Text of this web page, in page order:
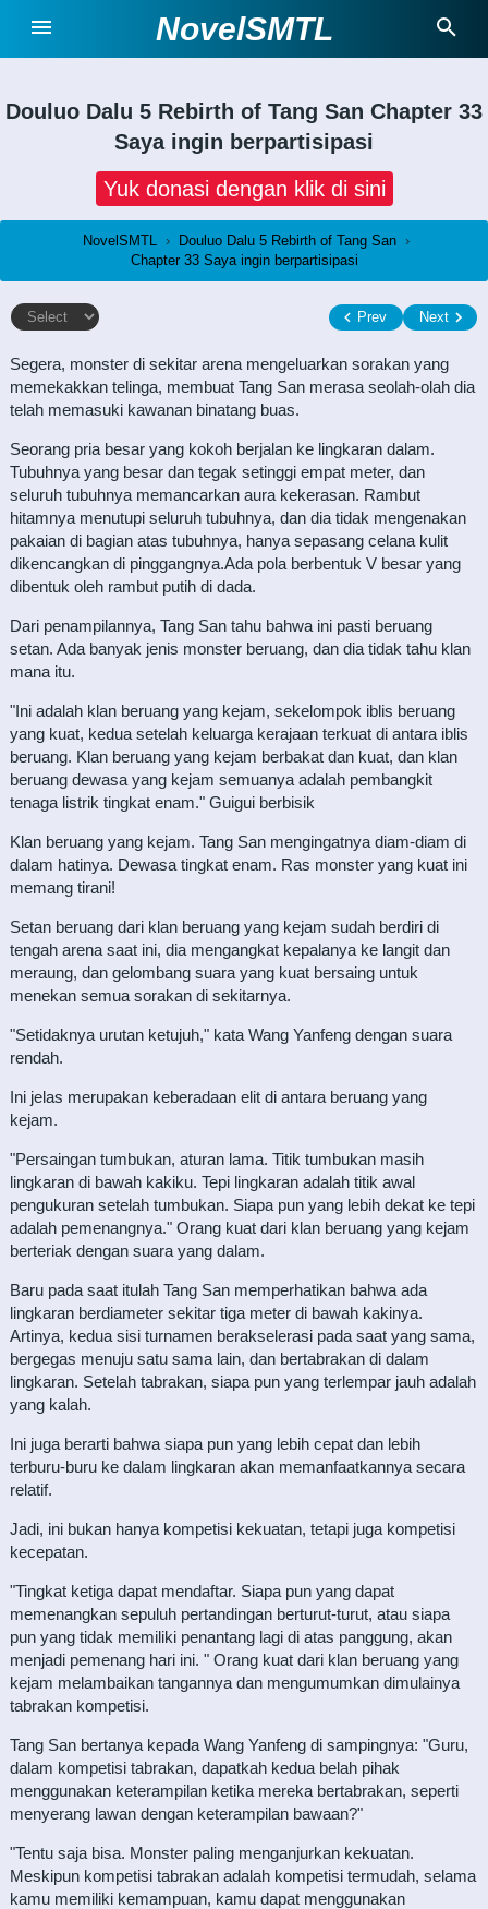
NovelSMTL
Douluo Dalu 5 Rebirth of Tang San Chapter 33
Saya ingin berpartisipasi
Yuk donasi dengan klik di sini
NovelSMTL › Douluo Dalu 5 Rebirth of Tang San ›
Chapter 33 Saya ingin berpartisipasi
Prev Next
Segera, monster di sekitar arena mengeluarkan sorakan yang
memekakkan telinga, membuat Tang San merasa seolah-olah dia
telah memasuki kawanan binatang buas.
Seorang pria besar yang kokoh berjalan ke lingkaran dalam.
Tubuhnya yang besar dan tegak setinggi empat meter, dan
seluruh tubuhnya memancarkan aura kekerasan. Rambut
hitamnya menutupi seluruh tubuhnya, dan dia tidak mengenakan
pakaian di bagian atas tubuhnya, hanya sepasang celana kulit
dikencangkan di pinggangnya.Ada pola berbentuk V besar yang
dibentuk oleh rambut putih di dada.
Dari penampilannya, Tang San tahu bahwa ini pasti beruang
setan. Ada banyak jenis monster beruang, dan dia tidak tahu klan
mana itu.
"Ini adalah klan beruang yang kejam, sekelompok iblis beruang
yang kuat, kedua setelah keluarga kerajaan terkuat di antara iblis
beruang. Klan beruang yang kejam berbakat dan kuat, dan klan
beruang dewasa yang kejam semuanya adalah pembangkit
tenaga listrik tingkat enam." Guigui berbisik
Klan beruang yang kejam. Tang San mengingatnya diam-diam di
dalam hatinya. Dewasa tingkat enam. Ras monster yang kuat ini
memang tirani!
Setan beruang dari klan beruang yang kejam sudah berdiri di
tengah arena saat ini, dia mengangkat kepalanya ke langit dan
meraung, dan gelombang suara yang kuat bersaing untuk
menekan semua sorakan di sekitarnya.
"Setidaknya urutan ketujuh," kata Wang Yanfeng dengan suara
rendah.
Ini jelas merupakan keberadaan elit di antara beruang yang
kejam.
"Persaingan tumbukan, aturan lama. Titik tumbukan masih
lingkaran di bawah kakiku. Tepi lingkaran adalah titik awal
pengukuran setelah tumbukan. Siapa pun yang lebih dekat ke tepi
adalah pemenangnya." Orang kuat dari klan beruang yang kejam
berteriak dengan suara yang dalam.
Baru pada saat itulah Tang San memperhatikan bahwa ada
lingkaran berdiameter sekitar tiga meter di bawah kakinya.
Artinya, kedua sisi turnamen berakselerasi pada saat yang sama,
bergegas menuju satu sama lain, dan bertabrakan di dalam
lingkaran. Setelah tabrakan, siapa pun yang terlempar jauh adalah
yang kalah.
Ini juga berarti bahwa siapa pun yang lebih cepat dan lebih
terburu-buru ke dalam lingkaran akan memanfaatkannya secara
relatif.
Jadi, ini bukan hanya kompetisi kekuatan, tetapi juga kompetisi
kecepatan.
"Tingkat ketiga dapat mendaftar. Siapa pun yang dapat
memenangkan sepuluh pertandingan berturut-turut, atau siapa
pun yang tidak memiliki penantang lagi di atas panggung, akan
menjadi pemenang hari ini. " Orang kuat dari klan beruang yang
kejam melambaikan tangannya dan mengumumkan dimulainya
tabrakan kompetisi.
Tang San bertanya kepada Wang Yanfeng di sampingnya: "Guru,
dalam kompetisi tabrakan, dapatkah kedua belah pihak
menggunakan keterampilan ketika mereka bertabrakan, seperti
menyerang lawan dengan keterampilan bawaan?"
"Tentu saja bisa. Monster paling menganjurkan kekuatan.
Meskipun kompetisi tabrakan adalah kompetisi termudah, selama
kamu memiliki kemampuan, kamu dapat menggunakan